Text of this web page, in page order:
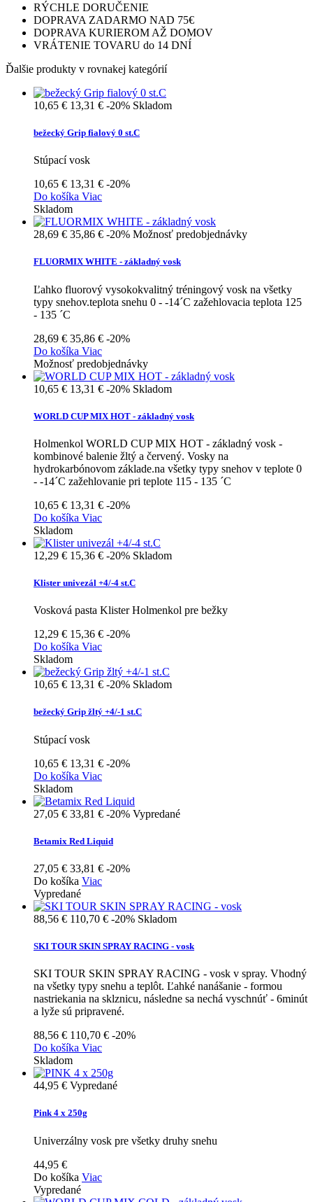
RÝCHLE DORUČENIE
DOPRAVA ZADARMO NAD 75€
DOPRAVA KURIEROM AŽ DOMOV
VRÁTENIE TOVARU do 14 DNÍ
Ďalšie produkty v rovnakej kategórií
10,65 € 13,31 € -20% Skladom
bežecký Grip fialový 0 st.C
Stúpací vosk
10,65 € 13,31 € -20%
Do košíka Viac
Skladom
28,69 € 35,86 € -20% Možnosť predobjednávky
FLUORMIX WHITE - základný vosk
Ľahko fluorový vysokokvalitný tréningový vosk na všetky
typy snehov.teplota snehu 0 - -14´C zažehlovacia teplota 125
- 135 ´C
28,69 € 35,86 € -20%
Do košíka Viac
Možnosť predobjednávky
10,65 € 13,31 € -20% Skladom
WORLD CUP MIX HOT - základný vosk
Holmenkol WORLD CUP MIX HOT - základný vosk -
kombinové balenie žltý a červený. Vosky na
hydrokarbónovom základe.na všetky typy snehov v teplote 0
- -14´C zažehlovanie pri teplote 115 - 135 ´C
10,65 € 13,31 € -20%
Do košíka Viac
Skladom
12,29 € 15,36 € -20% Skladom
Klister univezál +4/-4 st.C
Vosková pasta Klister Holmenkol pre bežky
12,29 € 15,36 € -20%
Do košíka Viac
Skladom
10,65 € 13,31 € -20% Skladom
bežecký Grip žltý +4/-1 st.C
Stúpací vosk
10,65 € 13,31 € -20%
Do košíka Viac
Skladom
27,05 € 33,81 € -20% Vypredané
Betamix Red Liquid
27,05 € 33,81 € -20%
Do košíka Viac
Vypredané
88,56 € 110,70 € -20% Skladom
SKI TOUR SKIN SPRAY RACING - vosk
SKI TOUR SKIN SPRAY RACING - vosk v spray. Vhodný
na všetky typy snehu a teplôt. Ľahké nanášanie - formou
nastriekania na sklznicu, následne sa nechá vyschnúť - 6minút
a lyže sú pripravené.
88,56 € 110,70 € -20%
Do košíka Viac
Skladom
44,95 € Vypredané
Pink 4 x 250g
Univerzálny vosk pre všetky druhy snehu
44,95 €
Do košíka Viac
Vypredané